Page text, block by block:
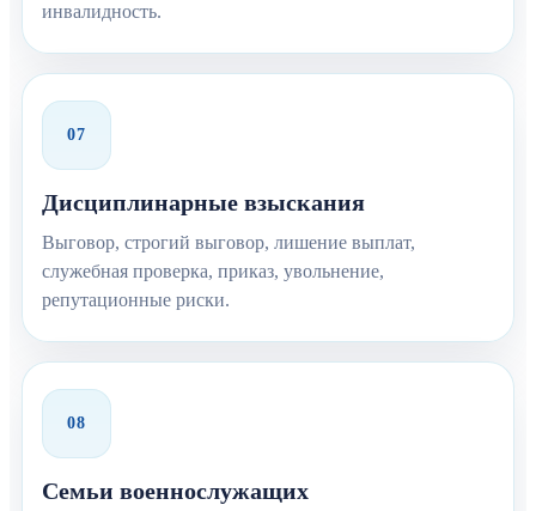
инвалидность.
07
Дисциплинарные взыскания
Выговор, строгий выговор, лишение выплат,
служебная проверка, приказ, увольнение,
репутационные риски.
08
Семьи военнослужащих